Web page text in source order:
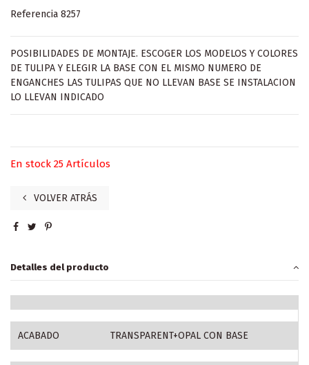
Referencia 8257
POSIBILIDADES DE MONTAJE. ESCOGER LOS MODELOS Y COLORES
DE TULIPA Y ELEGIR LA BASE CON EL MISMO NUMERO DE
ENGANCHES LAS TULIPAS QUE NO LLEVAN BASE SE INSTALACION
LO LLEVAN INDICADO
En stock 25 Artículos
VOLVER ATRÁS
Detalles del producto
ACABADO TRANSPARENT+OPAL CON BASE